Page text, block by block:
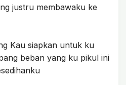
justru membawaku ke
Kau siapkan untuk ku
beban yang ku pikul ini